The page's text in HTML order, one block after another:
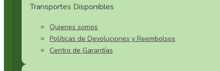
Transportes Disponibles
Quienes somos
Políticas de Devoluciones y Reembolsos
Centro de Garantías